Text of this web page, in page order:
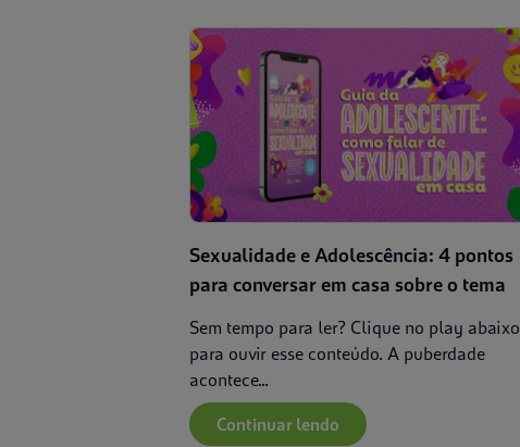
Sexualidade e Adolescência: 4 pontos
para conversar em casa sobre o tema
Sem tempo para ler? Clique no play abaixo
para ouvir esse conteúdo. A puberdade
acontece...
Continuar lendo